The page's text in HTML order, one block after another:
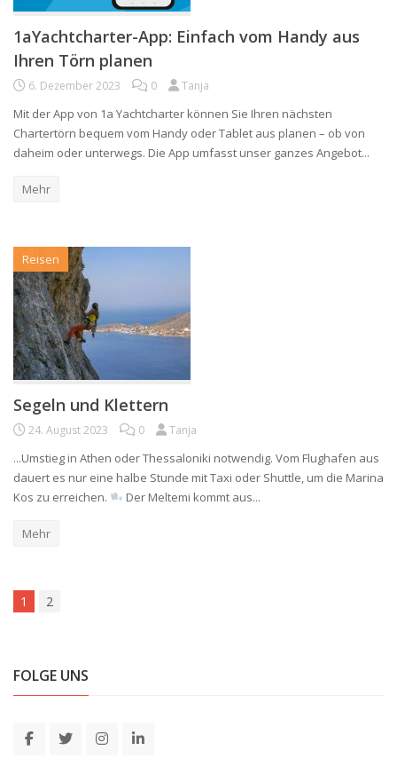
1aYachtcharter-App: Einfach vom Handy aus
Ihren Törn planen
6. Dezember 2023 0 Tanja
Mit der App von 1a Yachtcharter können Sie Ihren nächsten
Chartertörn bequem vom Handy oder Tablet aus planen – ob von
daheim oder unterwegs. Die App umfasst unser ganzes Angebot...
Mehr
Reisen
Segeln und Klettern
24. August 2023 0 Tanja
...Umstieg in Athen oder Thessaloniki notwendig. Vom Flughafen aus
dauert es nur eine halbe Stunde mit Taxi oder Shuttle, um die Marina
Kos zu erreichen.
Der Meltemi kommt aus...
Mehr
1 2
FOLGE UNS